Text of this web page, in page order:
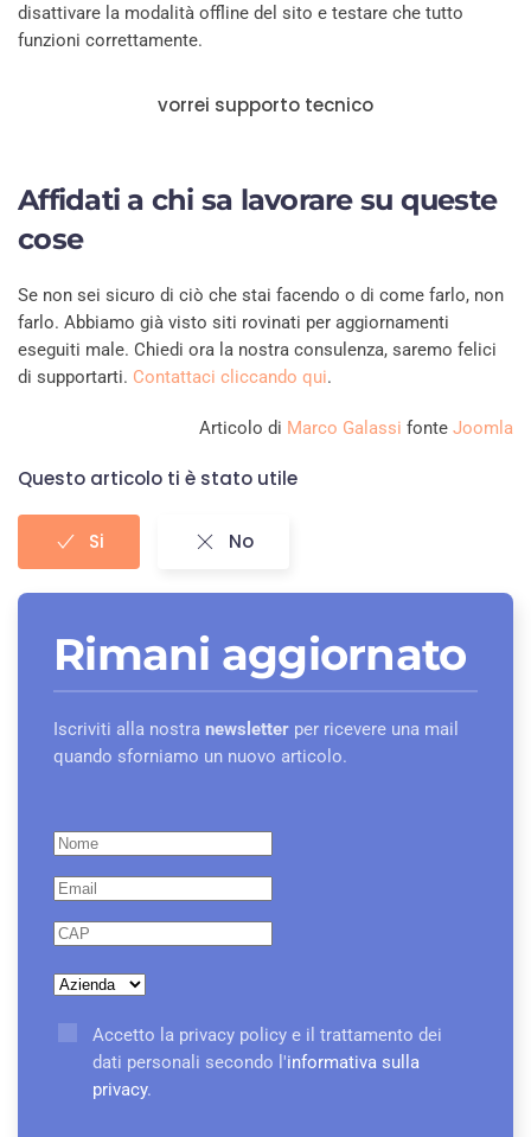
disattivare la modalità offline del sito e testare che tutto
funzioni correttamente.
vorrei supporto tecnico
Affidati a chi sa lavorare su queste
cose
Se non sei sicuro di ciò che stai facendo o di come farlo, non
farlo. Abbiamo già visto siti rovinati per aggiornamenti
eseguiti male. Chiedi ora la nostra consulenza, saremo felici
di supportarti. Contattaci cliccando qui.
Articolo di Marco Galassi fonte Joomla
Questo articolo ti è stato utile
Si No
Rimani aggiornato
Iscriviti alla nostra newsletter per ricevere una mail
quando sforniamo un nuovo articolo.
Accetto la privacy policy e il trattamento dei
dati personali secondo l'informativa sulla
privacy.